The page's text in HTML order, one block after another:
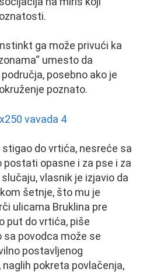
ga može privući ka
umesto da
posebno ako je
poznato.
stigao do vrtića, nesreće sa
postati opasne i za pse i za
vlasnik je izjavio da
šetnje, što mu je
ulicama Bruklina pre
put do vrtića, piše
povodca može se
postavljenog
pokreta povlačenja,